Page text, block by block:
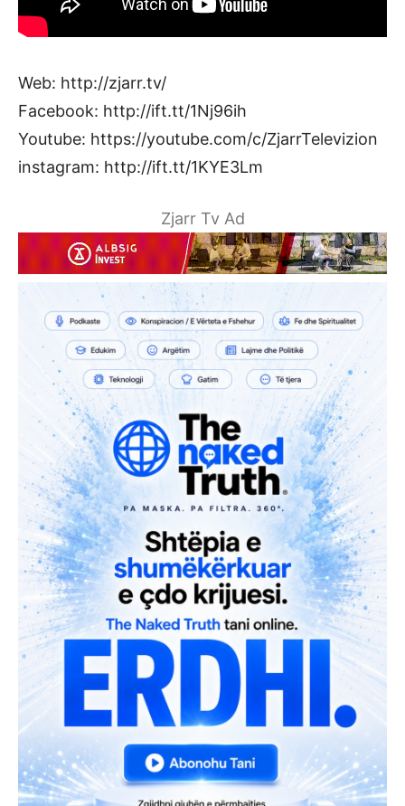
Web: http://zjarr.tv/
Facebook: http://ift.tt/1Nj96ih
Youtube: https://youtube.com/c/ZjarrTelevizion
instagram: http://ift.tt/1KYE3Lm
Zjarr Tv Ad